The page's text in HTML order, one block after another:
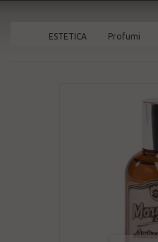
ESTETICA Profumi